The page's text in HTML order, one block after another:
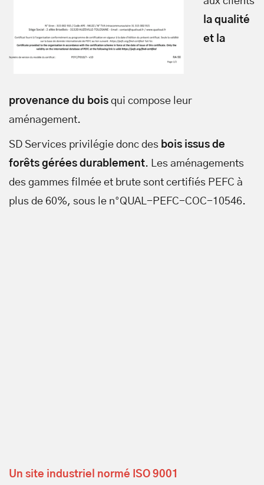
la qualité
et la
provenance du bois qui compose leur
aménagement.
SD Services privilégie donc des bois issus de
forêts gérées durablement. Les aménagements
des gammes filmée et brute sont certifiés PEFC à
plus de 60%, sous le n°QUAL-PEFC-COC-10546.
Un site industriel normé ISO 9001